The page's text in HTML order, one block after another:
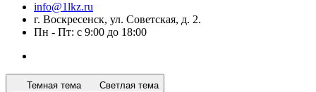
info@1lkz.ru
г. Воскресенск, ул. Советская, д. 2.
Пн - Пт: с 9:00 до 18:00
Темная тема Светлая тема